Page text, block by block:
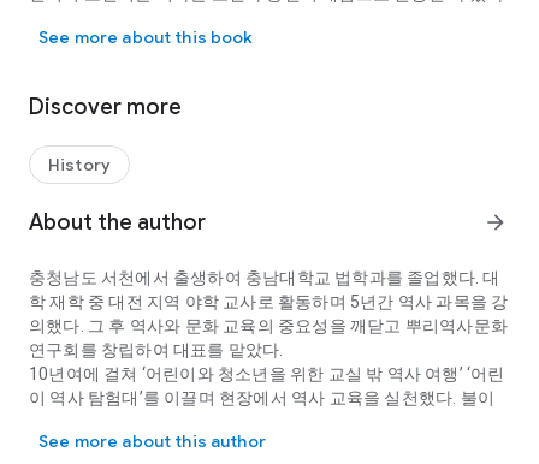
는 더없이 좋은 개념이다. 그러나 미시적인 문제로 들어가면 얘기
은 나일 강의 범람에 따른 인간의 도전과 응전으로 설명될 수 있
의 흐름은 토인비의 논리만으로는 설명하기 어렵다.
역사의 사전적 의미는 ‘인류 사회의 변천과 흥망의 과정, 또는 그
기록’ ‘한 사물이나 사실이 존재해 온 연혁’ ‘자연 현상이 변하여 온
자취’이다. 즉 이미 지나간 시간 속에서 존재하는 사실, 또는 그 흐
그런 역사가 현대인의 삶에 구체적으로 구현되는 것은 기록을 통
해서이다. 기록과 흔적으로 존재하는 역사는 단 한순간도 현재와
단절된 적이 없으며, 눈앞에 펼쳐진 과거의 기록은 현재를 해석하
는 도구이자 미래를 미리 보여 주는 창이다. 이것이 우리가 역사
를 알아야 하며, 지구상의 모든 학교에서 반드시 역사를 가르치는
이유이다.
인류의 문화유산과 정신세계에 대한 방대한 기록
See more about this book
Discover more
History
About the author arrow_forward
충청남도 서천에서 출생하여 충남대학교 법학과를 졸업했다. 대
학 재학 중 대전 지역 야학 교사로 활동하며 5년간 역사 과목을 강
의했다. 그 후 역사와 문화 교육의 중요성을 깨닫고 뿌리역사문화
연구회를 창립하여 대표를 맡았다.
10년여에 걸쳐 ‘어린이와 청소년을 위한 교실 밖 역사 여행’ ‘어린
이 역사 탐험대’를 이끌며 현장에서 역사 교육을 실천했다. 불이
도 했다. 또한 한국체험학습강사협회 회장을 지냈다.
See more about this author